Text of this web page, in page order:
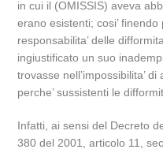
in cui il (OMISSIS) aveva
erano esistenti; cosi’
responsabilita’ delle
ingiustificato un suo
trovasse nell’impossibilita’
perche’ sussistenti le
Infatti, ai sensi del Decreto
380 del 2001, articolo 11,